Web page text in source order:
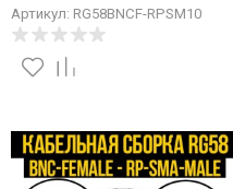
Артикул: RG58BNCF-RPSM10